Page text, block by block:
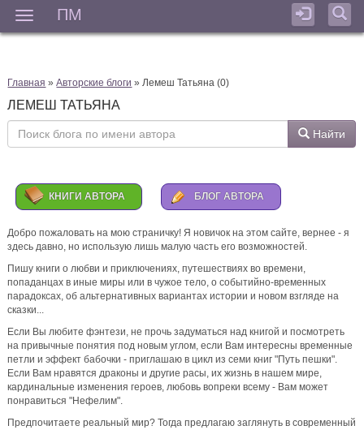
ПМ
Главная »Авторские блоги » Лемеш Татьяна (0)
ЛЕМЕШ ТАТЬЯНА
Найти
КНИГИ АВТОРА БЛОГ АВТОРА
Добро пожаловать на мою страничку! Я новичок на этом сайте, вернее - я
здесь давно, но использую лишь малую часть его возможностей.
Пишу книги о любви и приключениях, путешествиях во времени,
попаданцах в иные миры или в чужое тело, о событийно-временных
парадоксах, об альтернативных вариантах истории и новом взгляде на
сказки...
Если Вы любите фэнтези, не прочь задуматься над книгой и посмотреть
на привычные понятия под новым углом, если Вам интересны временные
петли и эффект бабочки - приглашаю в цикл из семи книг "Путь пешки".
Если Вам нравятся драконы и другие расы, их жизнь в нашем мире,
кардинальные изменения героев, любовь вопреки всему - Вам может
понравиться "Нефелим".
Предпочитаете реальный мир? Тогда предлагаю заглянуть в современный
Рубиновой вдовушки
Маленькое хулиганство 😱🤣 > MirraL: > "Не брат ты мне"
) уржалась
)
6 дней назад
Анна комментирует2 августа - воскресная распродажа
романов
Варя, спасибо от всей души 🍀) Эта компания из "Правды
для лисьих ушей" точно приняла бы тебя тепло за своим
столом 👌😉 > Варвара Ласточкина: > Баллада шикарная,
Аня 🔥 Очень атмосферные, как и твои